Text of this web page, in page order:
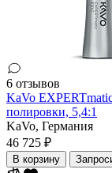
6 отзывов
KaVo
полировки, 5,4:1
KaVo, Германия
46 725 ₽
В корзину